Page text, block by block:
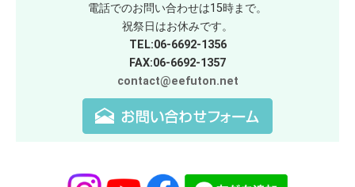
電話でのお問い合わせは15時まで。
祝祭日はお休みです。
TEL:06-6692-1356
FAX:06-6692-1357
contact@eefuton.net